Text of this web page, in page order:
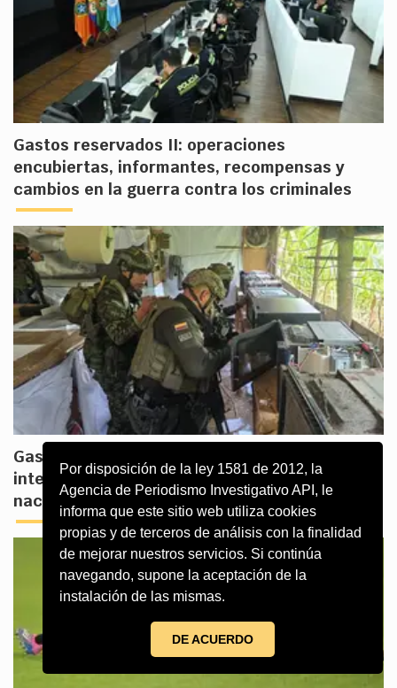
Por disposición de la ley 1581 de 2012, la
Agencia de Periodismo Investigativo API, le
informa que este sitio web utiliza cookies
propias y de terceros de análisis con la finalidad
de mejorar nuestros servicios. Si continúa
navegando, supone la aceptación de la
instalación de las mismas.
DE ACUERDO
Gastos reservados II: operaciones
encubiertas, informantes, recompensas y
cambios en la guerra contra los criminales
Gastos reservados I: el último mapa de la
inteligencia y el deterioro de la seguridad
nacional